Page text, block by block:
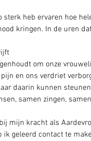
sterk heb ervaren hoe
kringen. In de uren
om onze
pijn en ons verdriet
daarin kunnen steunen
samen zingen,
mijn kracht als
ik geleerd contact te